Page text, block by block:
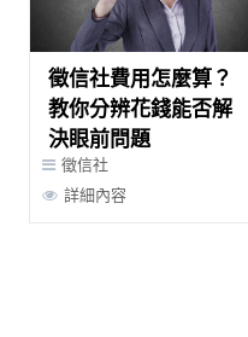
徵信社費用怎麼算？
教你分辨花錢能否解
決眼前問題
徵信社
詳細內容